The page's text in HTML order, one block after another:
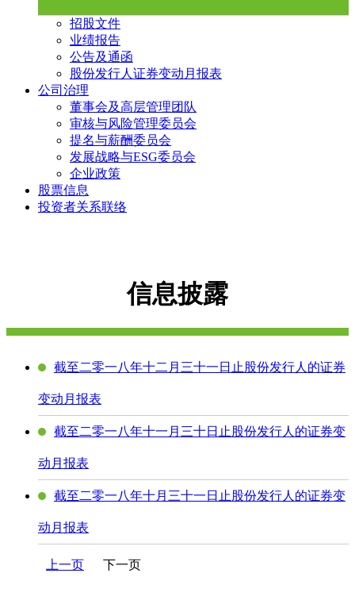
招股文件
业绩报告
公告及通函
股份发行人证券变动月报表
公司治理
董事会及高层管理团队
审核与风险管理委员会
提名与薪酬委员会
发展战略与ESG委员会
企业政策
股票信息
投资者关系联络
信息披露
截至二零一八年十二月三十一日止股份发行人的证券
变动月报表
截至二零一八年十一月三十日止股份发行人的证券变
动月报表
截至二零一八年十月三十一日止股份发行人的证券变
动月报表
上一页 下一页